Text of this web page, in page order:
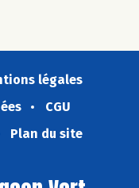
légales
CGU
Plan du site